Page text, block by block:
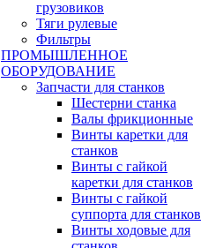
грузовиков
Тяги рулевые
Фильтры
ПРОМЫШЛЕННОЕ
ОБОРУДОВАНИЕ
Запчасти для станков
Шестерни станка
Валы фрикционные
Винты каретки для
станков
Винты с гайкой
каретки для станков
Винты с гайкой
суппорта для станков
Винты ходовые для